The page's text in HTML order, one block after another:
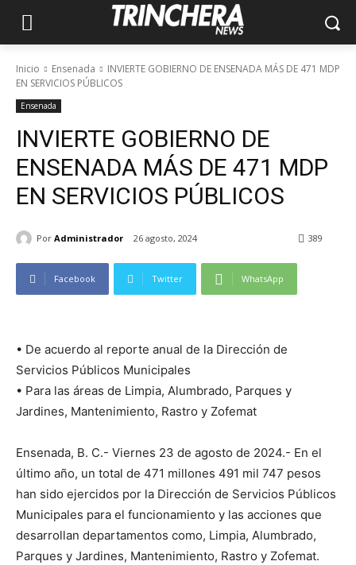
Inicio Ensenada
INVIERTE GOBIERNO DE ENSENADA MÁS DE 471 MDP
EN SERVICIOS PÚBLICOS
Ensenada
INVIERTE GOBIERNO DE
ENSENADA MÁS DE 471 MDP
EN SERVICIOS PÚBLICOS
Por Administrador 26 agosto, 2024 389
Facebook Twitter WhatsApp
• De acuerdo al reporte anual de la Dirección de
Servicios Públicos Municipales
• Para las áreas de Limpia, Alumbrado, Parques y
Jardines, Mantenimiento, Rastro y Zofemat
Ensenada, B. C.- Viernes 23 de agosto de 2024.- En el
último año, un total de 471 millones 491 mil 747 pesos
han sido ejercidos por la Dirección de Servicios Públicos
Municipales para el funcionamiento y las acciones que
desarrollan departamentos como, Limpia, Alumbrado,
Parques y Jardines, Mantenimiento, Rastro y Zofemat.